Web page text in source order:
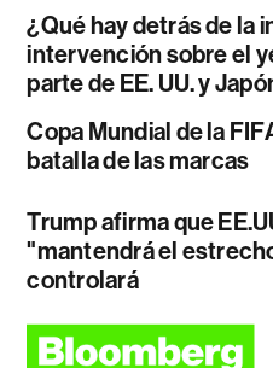
¿Qué hay detrás de la
intervención sobre el
parte de EE. UU. y
Copa Mundial de la
batalla de las marcas
Trump afirma que
"mantendrá el
controlará